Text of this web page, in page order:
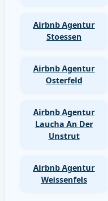
Airbnb Agentur
Stoessen
Airbnb Agentur
Osterfeld
Airbnb Agentur
Laucha An Der
Unstrut
Airbnb Agentur
Weissenfels